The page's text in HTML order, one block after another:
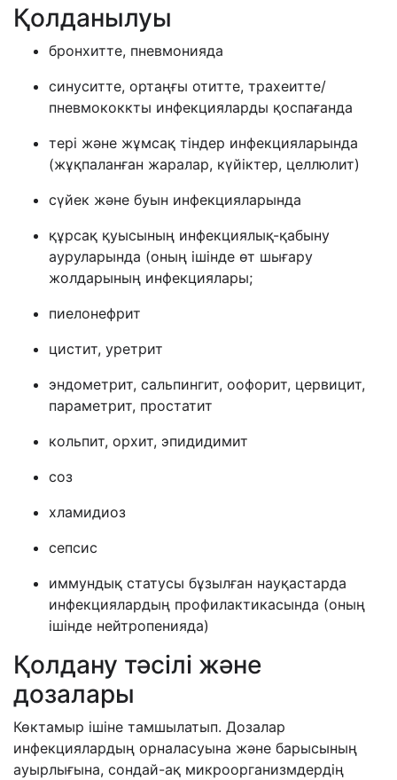
Қолданылуы
бронхитте, пневмонияда
синуситте, ортаңғы отитте, трахеитте/
пневмококкты инфекцияларды қоспағанда
тері және жұмсақ тіндер инфекцияларында
(жұқпаланған жаралар, күйіктер, целлюлит)
сүйек және буын инфекцияларында
құрсақ қуысының инфекциялық-қабыну
ауруларында (оның ішінде өт шығару
жолдарының инфекциялары;
пиелонефрит
цистит, уретрит
эндометрит, сальпингит, оофорит, цервицит,
параметрит, простатит
кольпит, орхит, эпидидимит
соз
хламидиоз
сепсис
иммундық статусы бұзылған науқастарда
инфекциялардың профилактикасында (оның
ішінде нейтропенияда)
Қолдану тәсілі және
дозалары
Көктамыр ішіне тамшылатып. Дозалар
инфекциялардың орналасуына және барысының
ауырлығына, сондай-ақ микроорганизмдердің